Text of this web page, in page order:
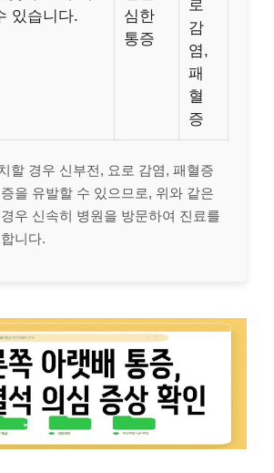
있습니다.
심한
통증
로
감
염,
패
혈
증
할 경우 신부전, 요로 감염, 패혈증
을 유발할 수 있으므로, 위와 같은
우 신속히 병원을 방문하여 진료를
니다.